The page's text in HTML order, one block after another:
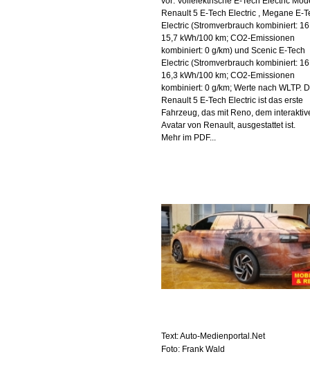
Renault 5 E-Tech Electric , Megane E-
Electric (Stromverbrauch kombiniert:
15,7 kWh/100 km; CO2-Emissionen
kombiniert: 0 g/km) und Scenic E-Tech
Electric (Stromverbrauch kombiniert:
16,3 kWh/100 km; CO2-Emissionen
kombiniert: 0 g/km; Werte nach WLTP.
Renault 5 E-Tech Electric ist das erste
Fahrzeug, das mit Reno, dem
Avatar von Renault, ausgestattet ist.
Mehr im PDF...
Text: Auto-Medienportal.Net
Foto: Frank Wald